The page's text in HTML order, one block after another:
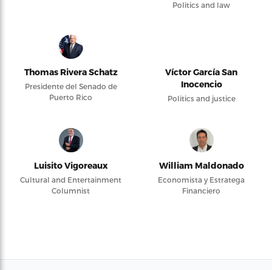
Politics and law
Thomas Rivera Schatz
Presidente del Senado de
Puerto Rico
Víctor García San
Inocencio
Politics and justice
Luisito Vigoreaux
Cultural and Entertainment
Columnist
William Maldonado
Economista y Estratega
Financiero